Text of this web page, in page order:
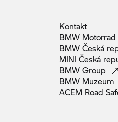
Kontakt
BMW Motorrad
BMW Česká
MINI Česká
BMW Group
BMW Muzeum
ACEM Road